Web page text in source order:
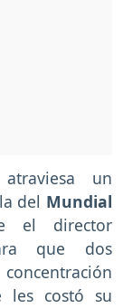
atraviesa un
del Mundial
el director
que dos
les costó su